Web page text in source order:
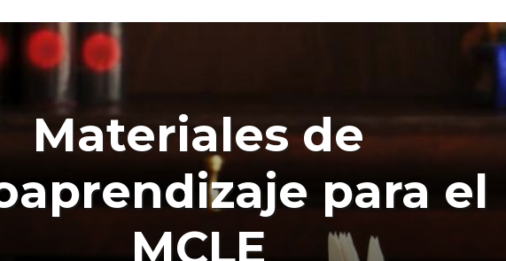
Materiales de
para el
MCLE